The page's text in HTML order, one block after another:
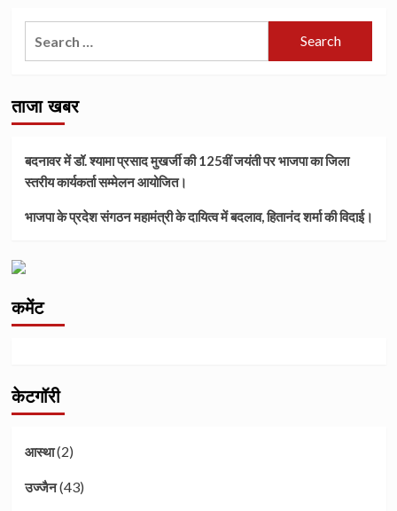
ताजा खबर
बदनावर में डॉ. श्यामा प्रसाद मुखर्जी की 125वीं जयंती पर भाजपा का जिला
स्तरीय कार्यकर्ता सम्मेलन आयोजित।
भाजपा के प्रदेश संगठन महामंत्री के दायित्व में बदलाव, हितानंद शर्मा की विदाई।
कमेंट
केटगॉरी
आस्था(2)
उज्जैन(43)